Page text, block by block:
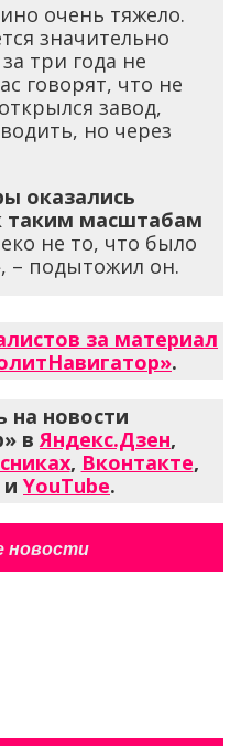
очень тяжело.
значительно
три года не
говорят, что не
завод,
но через
оказались
таким масштабам
не то, что было
– подытожил он.
за материал
.
на новости
вЯндекс.Дзен,
, Вконтакте,
и YouTube.
новости